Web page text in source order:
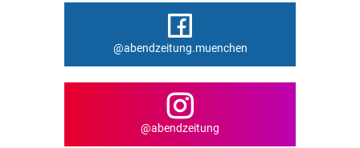
@abendzeitung.muenchen
@abendzeitung